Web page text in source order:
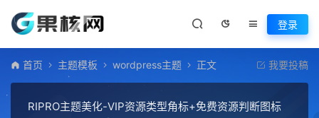
登录
首页 主题模板 wordpress主题 正文 我要投稿
RIPRO主题美化-VIP资源类型角标+免费资源判断图标